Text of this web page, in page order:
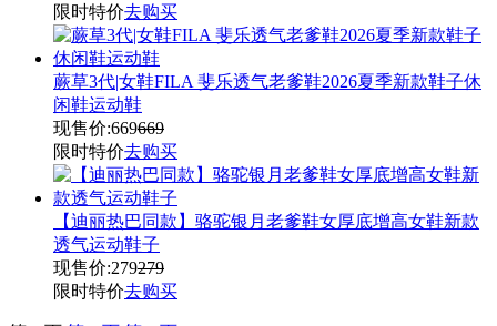
限时特价去购买
蕨草3代|女鞋FILA 斐乐透气老爹鞋2026夏季新款鞋子休
闲鞋运动鞋
现售价:669669
限时特价去购买
【迪丽热巴同款】骆驼银月老爹鞋女厚底增高女鞋新款
透气运动鞋子
现售价:279279
限时特价去购买